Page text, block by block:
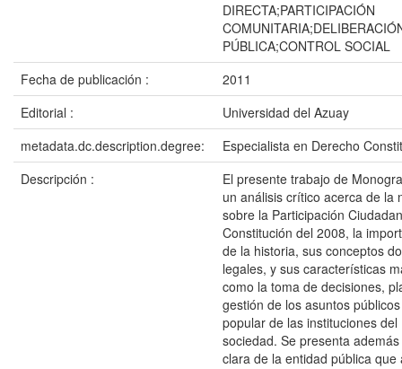
DIRECTA;PARTICIPACIÓN
PÚBLICA;CONTROL SOCIAL
Fecha de publicación :
2011
Editorial :
Universidad del Azuay
metadata.dc.description.degree:
Especialista en Derecho
Descripción :
El presente trabajo de
un análisis crítico acerca de la
sobre la Participación
Constitución del 2008, la
de la historia, sus conceptos
legales, y sus características
como la toma de decisiones,
gestión de los asuntos
popular de las instituciones del
sociedad. Se presenta
clara de la entidad pública que